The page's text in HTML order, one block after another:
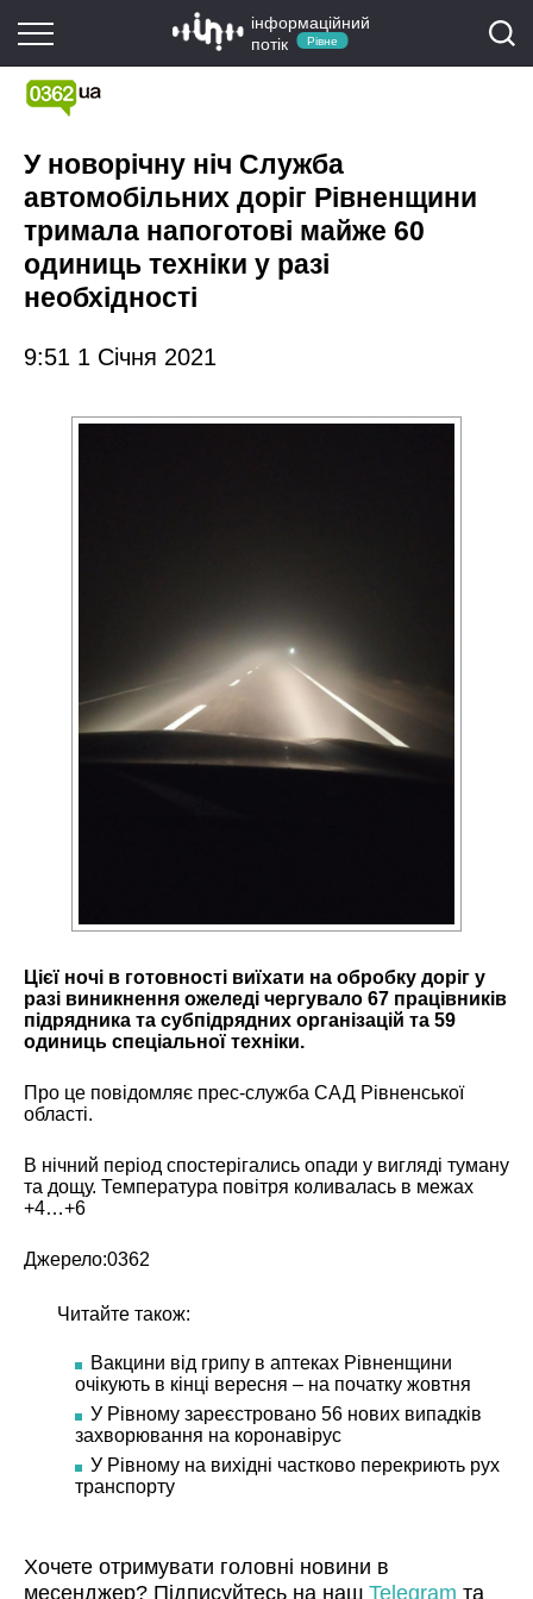
інформаційний
потік
Рівне
У новорічну ніч Служба
автомобільних доріг Рівненщини
тримала напоготові майже 60
одиниць техніки у разі
необхідності
9:51 1 Січня 2021
Цієї ночі в готовності виїхати на обробку доріг у
разі виникнення ожеледі чергувало 67 працівників
підрядника та субпідрядних організацій та 59
одиниць спеціальної техніки.
Про це повідомляє прес-служба САД Рівненської
області.
В нічний період спостерігались опади у вигляді туману
та дощу. Температура повітря коливалась в межах
+4…+6
Джерело:0362
Читайте також:
Вакцини від грипу в аптеках Рівненщини
очікують в кінці вересня – на початку жовтня
У Рівному зареєстровано 56 нових випадків
захворювання на коронавірус
У Рівному на вихідні частково перекриють рух
транспорту
Хочете отримувати головні новини в
месенджер? Підписуйтесь на наш Telegram та